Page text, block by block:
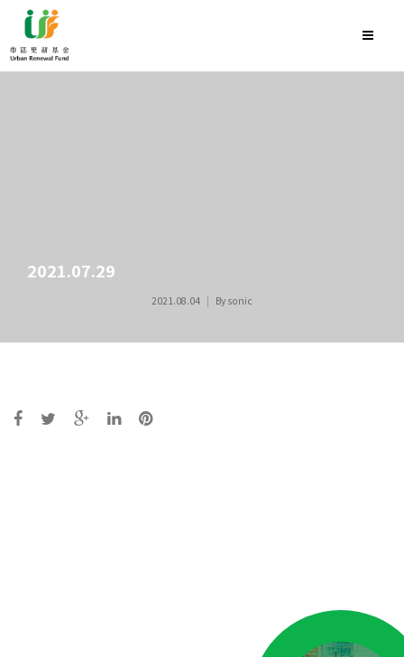
2021.07.29
2021.08.04 By sonic